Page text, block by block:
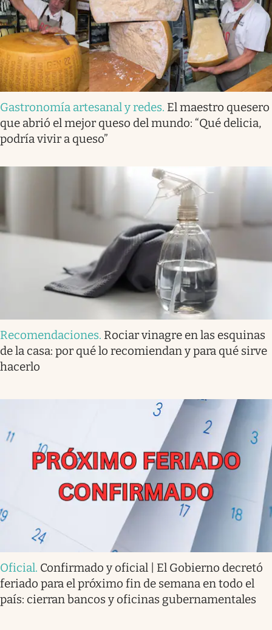
Gastronomía artesanal y redes. El maestro quesero
que abrió el mejor queso del mundo: “Qué delicia,
podría vivir a queso”
Recomendaciones. Rociar vinagre en las esquinas
de la casa: por qué lo recomiendan y para qué sirve
hacerlo
Oficial. Confirmado y oficial | El Gobierno decretó
feriado para el próximo fin de semana en todo el
país: cierran bancos y oficinas gubernamentales